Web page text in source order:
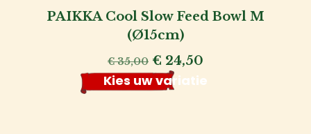
PAIKKA Cool Slow Feed Bowl M
(Ø15cm)
€35,00 Oorspronkelijke
prijs
was:
€ 24,50Huidige
prijs
Kies uw variatie